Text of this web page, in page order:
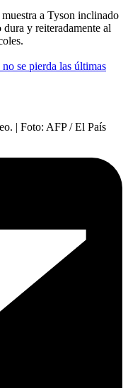
a Tyson inclinado
y reiteradamente al
se pierda las últimas
| Foto: AFP / El País